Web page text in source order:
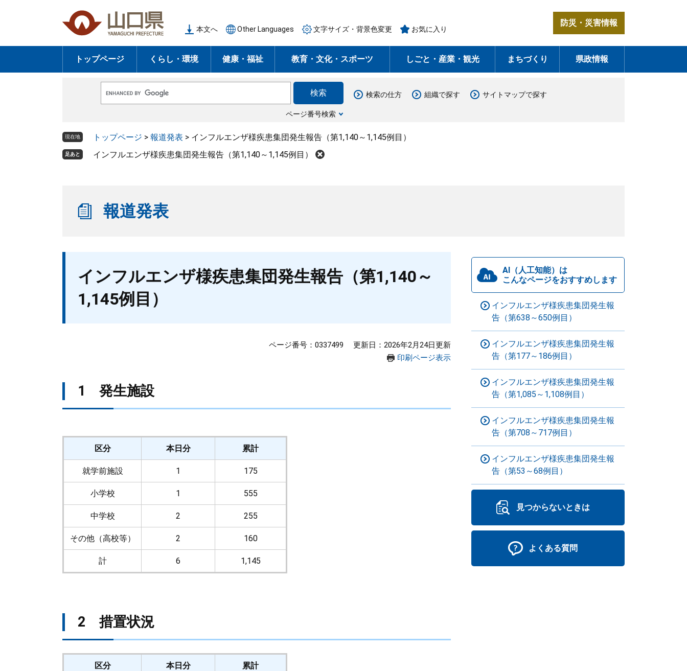
の
頭
ー
飛
本文へ Other Languages 文字サイズ・背景色変更 お気に入り
防災・災害情報
トップページ くらし・環境 健康・福祉 教育・文化・スポーツ しごと・産業・観光 まちづくり 県政情報
o
e
ス
ページ番号検索
検索の仕方 組織で探す サイトマップで探す
現在地 トップページ > 報道発表 > インフルエンザ様疾患集団発生報告（第1,140～1,145例目）
足あと インフルエンザ様疾患集団発生報告（第1,140～1,145例目）
報道発表
インフルエンザ様疾患集団発生報告（第1,140～
1,145例目）
ページ番号：0337499
更新日：2026年2月24日更新
印刷ページ表示
1 発生施設
区分 本日分 累計
就学前施設 1 175
小学校 1 555
中学校 2 255
その他（高校等） 2 160
計 6 1,145
2 措置状況
区分 本日分 累計
AI（人工知能）は
こんなページをおすすめします
インフルエンザ様疾患集団発生報
告（第638～650例目）
インフルエンザ様疾患集団発生報
告（第177～186例目）
インフルエンザ様疾患集団発生報
告（第1,085～1,108例目）
インフルエンザ様疾患集団発生報
告（第708～717例目）
インフルエンザ様疾患集団発生報
告（第53～68例目）
見つからないときは
よくある質問